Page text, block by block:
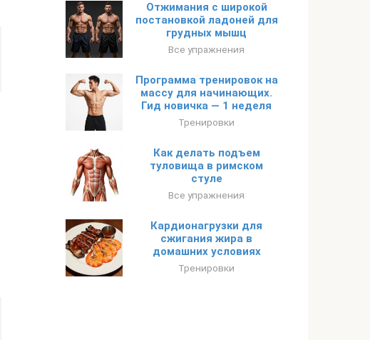
Отжимания с широкой
постановкой ладоней для
грудных мышц
Все упражнения
Программа тренировок на
массу для начинающих.
Гид новичка — 1 неделя
Тренировки
Как делать подъем
туловища в римском
стуле
Все упражнения
Кардионагрузки для
сжигания жира в
домашних условиях
Тренировки